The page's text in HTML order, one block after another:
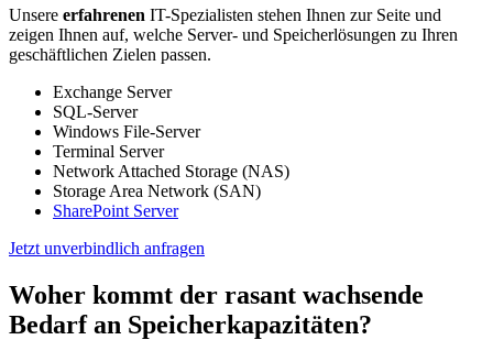
Unsere erfahrenen IT-Spezialisten stehen Ihnen zur Seite und
zeigen Ihnen auf, welche Server- und Speicherlösungen zu Ihren
geschäftlichen Zielen passen.
Exchange Server
SQL-Server
Windows File-Server
Terminal Server
Network Attached Storage (NAS)
Storage Area Network (SAN)
SharePoint Server
Jetzt unverbindlich anfragen
Woher kommt der rasant wachsende
Bedarf an Speicherkapazitäten?